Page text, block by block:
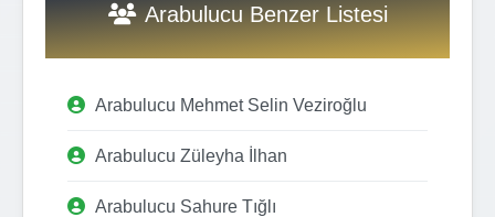
Arabulucu Benzer Listesi
Arabulucu Mehmet Selin Veziroğlu
Arabulucu Züleyha İlhan
Arabulucu Sahure Tığlı